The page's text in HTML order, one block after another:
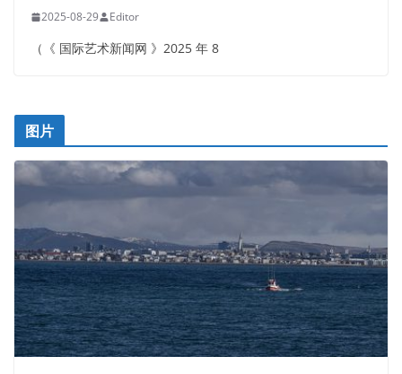
图片
图片
冰岛探寻